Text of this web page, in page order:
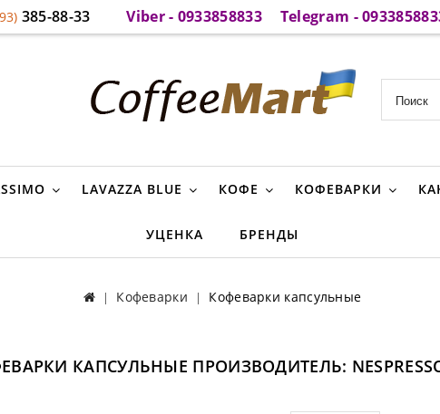
385-88-33 Viber - 0933858833 Telegram -
LAVAZZA BLUE КОФЕ КОФЕВАРКИ
УЦЕНКА БРЕНДЫ
Кофеварки Кофеварки капсульные
КАПСУЛЬНЫЕ ПРОИЗВОДИТЕЛЬ: